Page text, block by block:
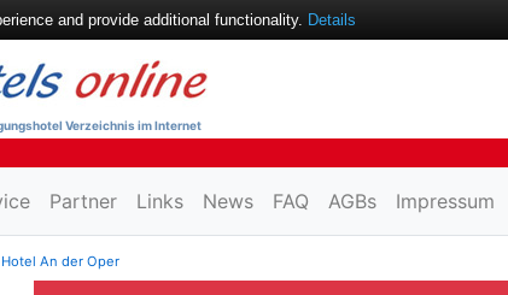
Verzeichnis im Internet
Partner Links News FAQ AGBs Impressum
Hotel An der Oper
and provide additional functionality. Details